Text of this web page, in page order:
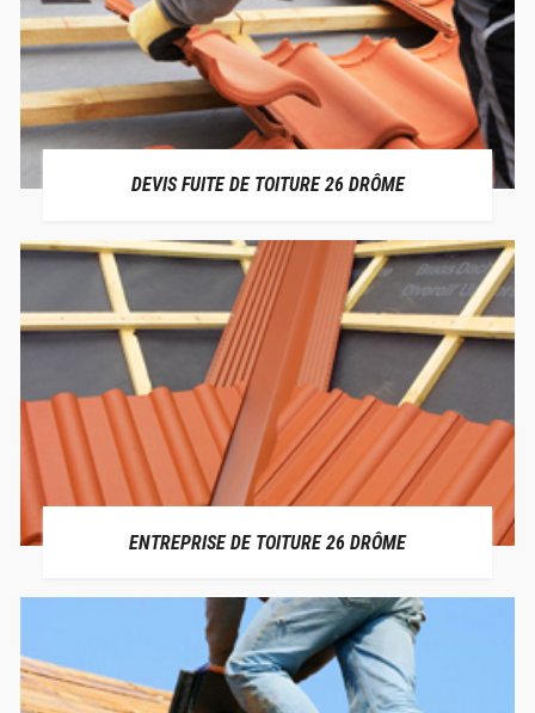
DEVIS FUITE DE TOITURE 26 DRÔME
ENTREPRISE DE TOITURE 26 DRÔME